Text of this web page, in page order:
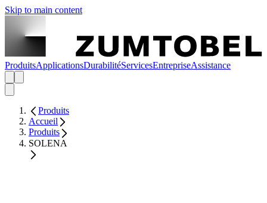
Skip to main content
ProduitsApplicationsDurabilitéServicesEntrepriseAssistance
Produits
Accueil
Produits
SOLENA